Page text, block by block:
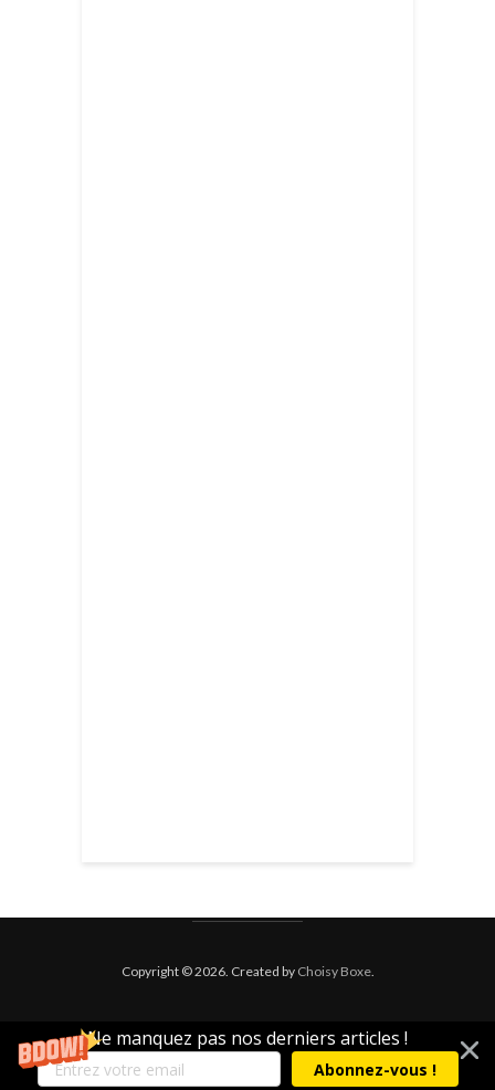
Ne manquez pas nos derniers articles !
Abonnez-vous !
Copyright © 2026. Created by Choisy Boxe.